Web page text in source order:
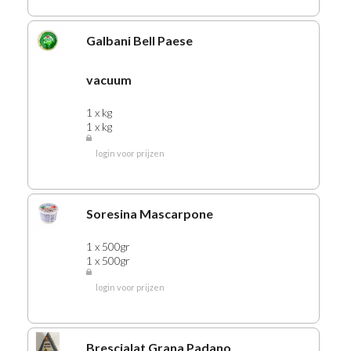
430 RIJST
435 SAMBAL
445 KRUIDEN
450 KRUIDENCON
STER KRUIDEN
455 KRUIDENEUR
465 ZOUT
470 SNOEP
475 LIMONADE
463 ROSE
Galbani Bell Paese
vacuum
1 x kg
1 x kg
login voor prijzen
Soresina Mascarpone
1 x 500gr
1 x 500gr
login voor prijzen
Brescialat Grana Padano